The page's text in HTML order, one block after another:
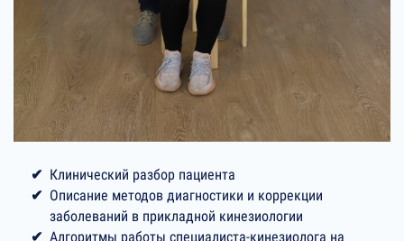
Клинический разбор пациента
Описание методов диагностики и коррекции
заболеваний в прикладной кинезиологии
Алгоритмы работы специалиста-кинезиолога на